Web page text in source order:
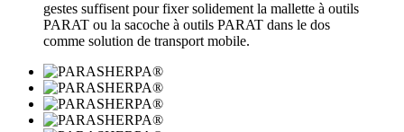
gestes suffisent pour fixer solidement la mallette à outils
PARAT ou la sacoche à outils PARAT dans le dos
comme solution de transport mobile.